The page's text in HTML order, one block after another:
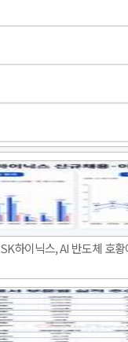
SK하이닉스, AI 반도체 호